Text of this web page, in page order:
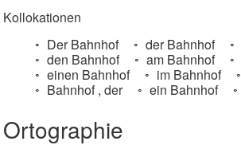
Kollokationen
Der Bahnhof
der Bahnhof
den Bahnhof
am Bahnhof
einen Bahnhof
im Bahnhof
Bahnhof , der
ein Bahnhof
Ortographie